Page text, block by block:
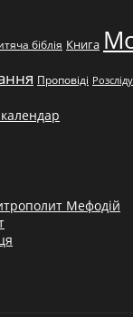
біблія Книга
Проповіді
Мефодій